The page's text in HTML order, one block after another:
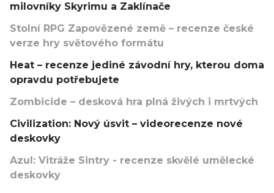
milovníky Skyrimu a Zaklínače
Stolní RPG Zapovězené země – recenze české
verze hry světového formátu
Heat – recenze jediné závodní hry, kterou doma
opravdu potřebujete
Zombicide – desková hra plná živých i mrtvých
Civilization: Nový úsvit – videorecenze nové
deskovky
Azul: Vitráže Sintry - recenze skvělé umělecké
deskovky